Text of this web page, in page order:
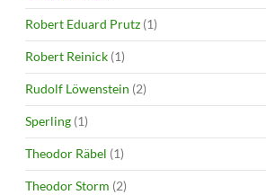
Robert Eduard Prutz (1)
Robert Reinick (1)
Rudolf Löwenstein (2)
Sperling (1)
Theodor Räbel (1)
Theodor Storm (2)